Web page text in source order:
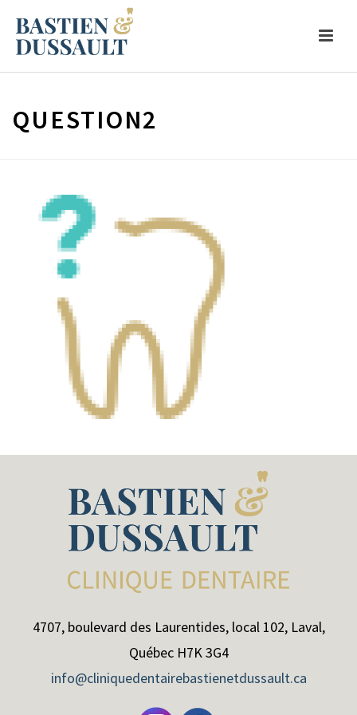
QUESTION2
4707, boulevard des Laurentides, local 102, Laval,
Québec H7K 3G4
info@cliniquedentairebastienetdussault.ca